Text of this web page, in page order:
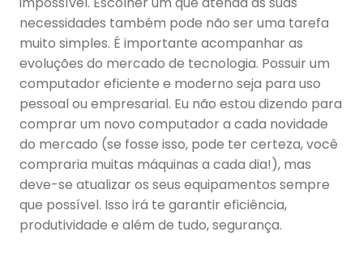
necessidades também pode não ser uma tarefa
muito simples. É importante acompanhar as
evoluções do mercado de tecnologia. Possuir um
computador eficiente e moderno seja para uso
pessoal ou empresarial. Eu não estou dizendo para
comprar um novo computador a cada novidade
do mercado (se fosse isso, pode ter certeza, você
compraria muitas máquinas a cada dia!), mas
deve-se atualizar os seus equipamentos sempre
que possível. Isso irá te garantir eficiência,
produtividade e além de tudo, segurança.